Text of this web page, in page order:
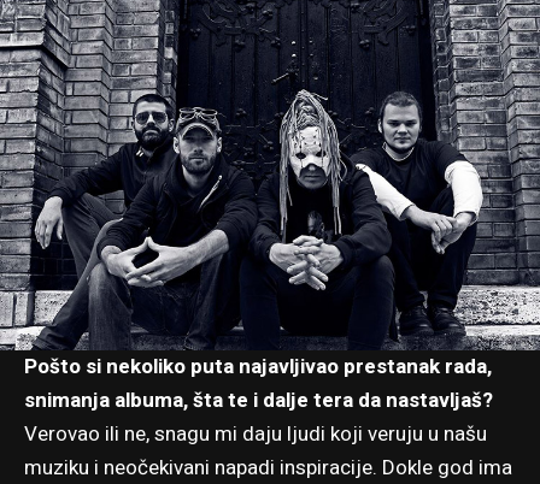
Pošto si nekoliko puta najavljivao prestanak rada,
snimanja albuma, šta te i dalje tera da nastavljaš?
Verovao ili ne, snagu mi daju ljudi koji veruju u našu
muziku i neočekivani napadi inspiracije. Dokle god ima